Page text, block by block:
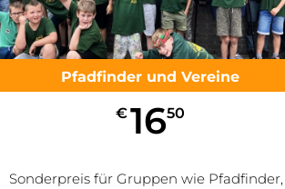
Pfadfinder und Vereine
€1650
Sonderpreis für Gruppen wie Pfadfinder,